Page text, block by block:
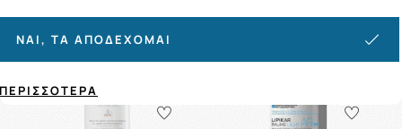
ΝΑΙ, ΤΑ ΑΠΟΔΈΧΟΜΑΙ
ΠΕΡΙΣΣΌΤΕΡΑ